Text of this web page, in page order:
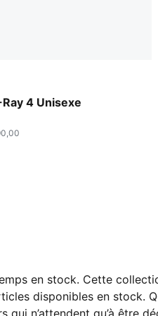
4 Unisexe
Black-Vermillion
en stock. Cette
disponibles en
n’attendent qu’à être